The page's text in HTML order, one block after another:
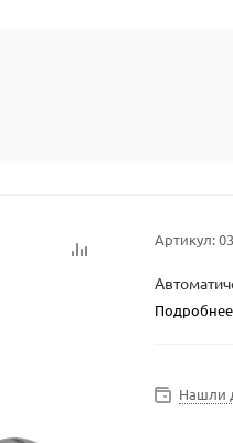
Артикул:
Подробнее
Нашли